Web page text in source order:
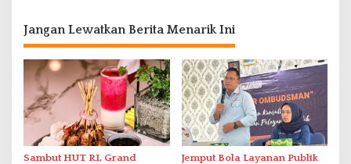
Jangan Lewatkan Berita Menarik Ini
Sambut HUT RI, Grand
Jemput Bola Layanan Publik